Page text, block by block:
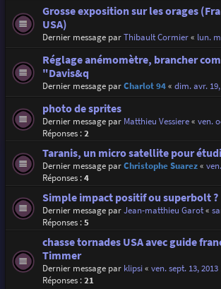
Grosse exposition sur les orages
USA)
Dernier message parThibault Cormier« lun.
Réglage anémomètre, brancher
"Davis&q
Dernier message parCharlot 94« dim. avr. 19,
photo de sprites
Dernier message par Matthieu Vessiere« ven.
Réponses :2
Taranis, un micro satellite pour
Dernier message parChristophe Suarez«
Réponses :4
Simple impact positif ou superbolt ?
Dernier message parJean-matthieu Garot«
Réponses :5
chasse tornades USA avec guide
Timmer
Dernier message par klipsi« ven. sept. 13, 2013
Réponses :21